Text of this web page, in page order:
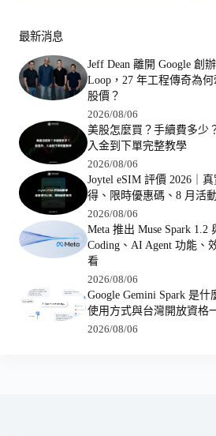
最新消息
Jeff Dean 離開 Google 創
Loop，27 年工程傳奇為何
股價？
2026/08/06
美股怎麼買？手續費多少
入金到下單完整教學
2026/08/06
Joytel eSIM 評價 2026｜
得、限時優惠碼、8 月活
2026/08/06
Meta 推出 Muse Spark 1.2
Coding、AI Agent 功能、
看
2026/08/06
Google Gemini Spark 是什
使用方式與台灣開放資格
2026/08/06